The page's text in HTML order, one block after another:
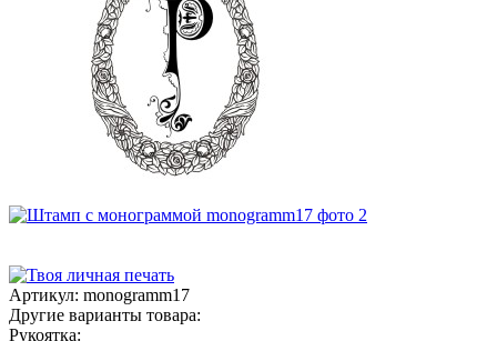
Артикул: monogramm17
Другие варианты товара:
Рукоятка: